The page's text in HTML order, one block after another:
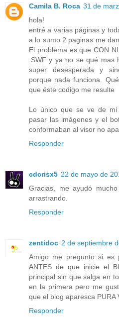
Camila B. Roca 31 de
hola!
entré a varias páginas y
a lo sumo 2 paginas me
El problema es que CON
.SWF y ya no se qué mas
super desesperada y
porque nada funciona.
que éste codigo me resulte
Lo único que se ve de mi
pasar las imágenes y el
conformaban al visor no
Responder
cdcrisx5 22 de mayo de
Gracias, me ayudó
arrastrando.
Responder
zentidoc 2 de septiembre
Amigo me pregunto si es
ANTES de que inicie el
principal sin que salga en
en la primera pero me
que el blog aparesca PURA
Responder